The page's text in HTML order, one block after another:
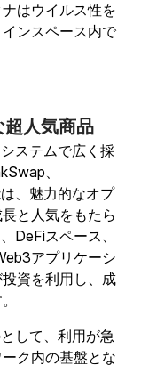
はウイルス性を
ンスペース内で
超人気商品
ステムで広く採
、
、魅力的なオプ
と人気をもたら
DeFiスペース、
アプリケーシ
資を利用し、成
して、利用が急
ク内の基盤とな